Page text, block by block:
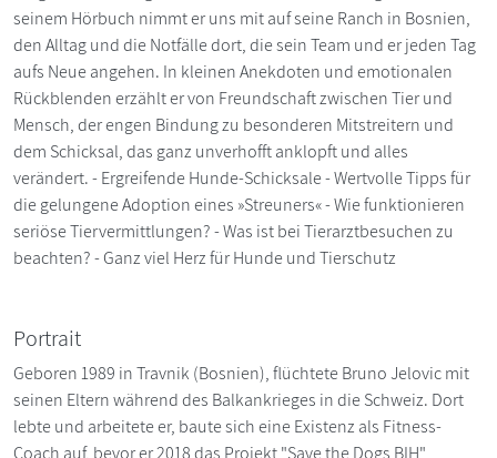
seinem Hörbuch nimmt er uns mit auf seine Ranch in Bosnien,
den Alltag und die Notfälle dort, die sein Team und er jeden Tag
aufs Neue angehen. In kleinen Anekdoten und emotionalen
Rückblenden erzählt er von Freundschaft zwischen Tier und
Mensch, der engen Bindung zu besonderen Mitstreitern und
dem Schicksal, das ganz unverhofft anklopft und alles
verändert. - Ergreifende Hunde-Schicksale - Wertvolle Tipps für
die gelungene Adoption eines »Streuners« - Wie funktionieren
seriöse Tiervermittlungen? - Was ist bei Tierarztbesuchen zu
beachten? - Ganz viel Herz für Hunde und Tierschutz
Portrait
Geboren 1989 in Travnik (Bosnien), flüchtete Bruno Jelovic mit
seinen Eltern während des Balkankrieges in die Schweiz. Dort
lebte und arbeitete er, baute sich eine Existenz als Fitness-
Coach auf, bevor er 2018 das Projekt "Save the Dogs BIH"